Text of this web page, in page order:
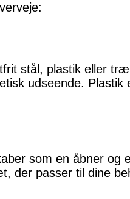
stål, plastik eller
udseende. Plastik
som en åbner og
der passer til dine